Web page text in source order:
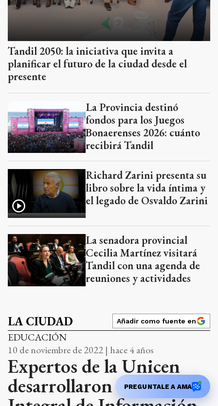
Tandil 2050: la iniciativa que invita a
planificar el futuro de la ciudad desde el
presente
La Provincia destinó
fondos para los Juegos
Bonaerenses 2026: cuánto
recibirá Tandil
Richard Zarini presenta su
libro sobre la vida íntima y
el legado de Osvaldo Zarini
La senadora provincial
Cecilia Martínez visitará
Tandil con una agenda de
reuniones y actividades
LA CIUDAD Añadir como fuente en
EDUCACIÓN
10 de noviembre de 2022 | hace 4 años
Expertos de la Unicen
desarrollaron el Sistema
PREGUNTALE A AMA